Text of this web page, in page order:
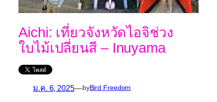
Aichi: เที่ยวจังหวัดไอจิช่วง
ใบไม้เปลี่ยนสี – Inuyama
ม.ค. 6, 2025—byBird Freedom